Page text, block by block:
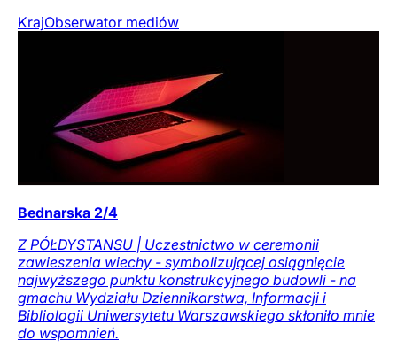
KrajObserwator mediów
Bednarska 2/4
Z PÓŁDYSTANSU | Uczestnictwo w ceremonii
zawieszenia wiechy - symbolizującej osiągnięcie
najwyższego punktu konstrukcyjnego budowli - na
gmachu Wydziału Dziennikarstwa, Informacji i
Bibliologii Uniwersytetu Warszawskiego skłoniło mnie
do wspomnień.